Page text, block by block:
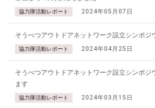
協力隊活動レポート 2024年05月07日
そうべつアウトドアネットワーク設立シンポジ
協力隊活動レポート 2024年04月25日
そうべつアウトドアネットワーク設立シンポジ
ます
協力隊活動レポート 2024年03月15日